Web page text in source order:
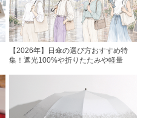
【2026年】日傘の選び方おすすめ特
集！遮光100%や折りたたみや軽量